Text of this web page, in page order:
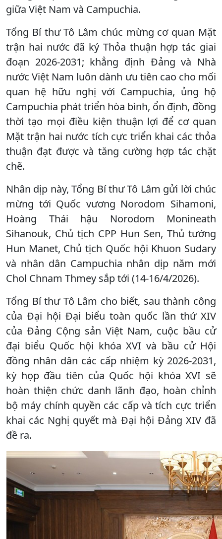
giữa Việt Nam và Campuchia.
Tổng Bí thư Tô Lâm chúc mừng cơ quan Mặt
trận hai nước đã ký Thỏa thuận hợp tác giai
đoạn 2026-2031; khẳng định Đảng và Nhà
nước Việt Nam luôn dành ưu tiên cao cho mối
quan hệ hữu nghị với Campuchia, ủng hộ
Campuchia phát triển hòa bình, ổn định, đồng
thời tạo mọi điều kiện thuận lợi để cơ quan
Mặt trận hai nước tích cực triển khai các thỏa
thuận đạt được và tăng cường hợp tác chặt
chẽ.
Nhân dịp này, Tổng Bí thư Tô Lâm gửi lời chúc
mừng tới Quốc vương Norodom Sihamoni,
Hoàng Thái hậu Norodom Monineath
Sihanouk, Chủ tịch CPP Hun Sen, Thủ tướng
Hun Manet, Chủ tịch Quốc hội Khuon Sudary
và nhân dân Campuchia nhân dịp năm mới
Chol Chnam Thmey sắp tới (14-16/4/2026).
Tổng Bí thư Tô Lâm cho biết, sau thành công
của Đại hội Đại biểu toàn quốc lần thứ XIV
của Đảng Cộng sản Việt Nam, cuộc bầu cử
đại biểu Quốc hội khóa XVI và bầu cử Hội
đồng nhân dân các cấp nhiệm kỳ 2026-2031,
kỳ họp đầu tiên của Quốc hội khóa XVI sẽ
hoàn thiện chức danh lãnh đạo, hoàn chỉnh
bộ máy chính quyền các cấp và tích cực triển
khai các Nghị quyết mà Đại hội Đảng XIV đã
đề ra.